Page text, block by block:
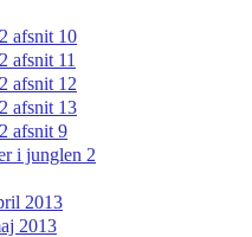
afsnit 10
afsnit 11
afsnit 12
afsnit 13
afsnit 9
i junglen 2
2013
2013